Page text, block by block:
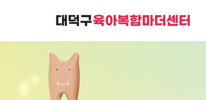
대덕구육아복합마더센터는
가족친화 복합커뮤니티 공간입니다.